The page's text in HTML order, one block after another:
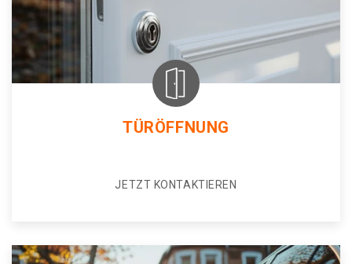
TÜRÖFFNUNG
JETZT KONTAKTIEREN